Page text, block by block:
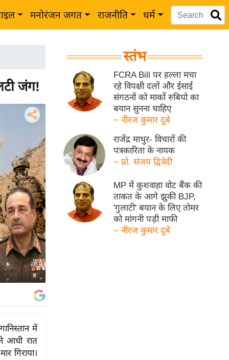
मनोरंजन जगत राजनीति धर्म
जंग!
में
आधी रात
गिराया।
स्तंभ
FCRA Bill पर हल्ला मचा
रहे विपक्षी दलों और ईसाई
संगठनों को मार्को रुबियो का
बयान सुनना चाहिए
~ नीरज कुमार दुबे
राजेंद्र माथुर- विचारों की
पत्रकारिता के नायक
~ प्रो. संजय द्विवेदी
MP में कुशवाहा वोट बैंक की
ताकत के आगे झुकी BJP,
'गुलाटी' बयान के लिए तोमर
को मांगनी पड़ी माफी
~ नीरज कुमार दुबे